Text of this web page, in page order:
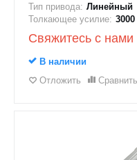
Тип привода: Линейный
Толкающее усилие: 3000
Свяжитесь с нами
В наличии
Отложить
Сравнить